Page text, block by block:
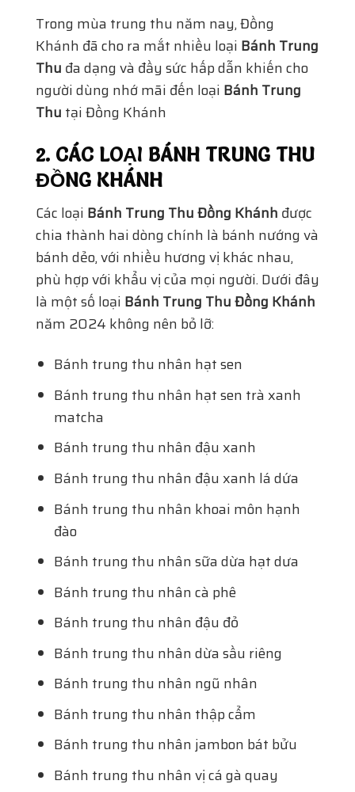
Trong mùa trung thu năm nay, Đồng
Khánh đã cho ra mắt nhiều loại Bánh Trung
Thu đa dạng và đầy sức hấp dẫn khiến cho
người dùng nhớ mãi đến loại Bánh Trung
Thu tại Đồng Khánh
2. CÁC LOẠI BÁNH TRUNG THU
ĐỒNG KHÁNH
Các loại Bánh Trung Thu Đồng Khánh được
chia thành hai dòng chính là bánh nướng và
bánh dẻo, với nhiều hương vị khác nhau,
phù hợp với khẩu vị của mọi người. Dưới đây
là một số loại Bánh Trung Thu Đồng Khánh
năm 2024 không nên bỏ lỡ:
Bánh trung thu nhân hạt sen
Bánh trung thu nhân hạt sen trà xanh
matcha
Bánh trung thu nhân đậu xanh
Bánh trung thu nhân đậu xanh lá dứa
Bánh trung thu nhân khoai môn hạnh
đào
Bánh trung thu nhân sữa dừa hạt dưa
Bánh trung thu nhân cà phê
Bánh trung thu nhân đậu đỏ
Bánh trung thu nhân dừa sầu riêng
Bánh trung thu nhân ngũ nhân
Bánh trung thu nhân thập cẩm
Bánh trung thu nhân jambon bát bửu
Bánh trung thu nhân vị cá gà quay